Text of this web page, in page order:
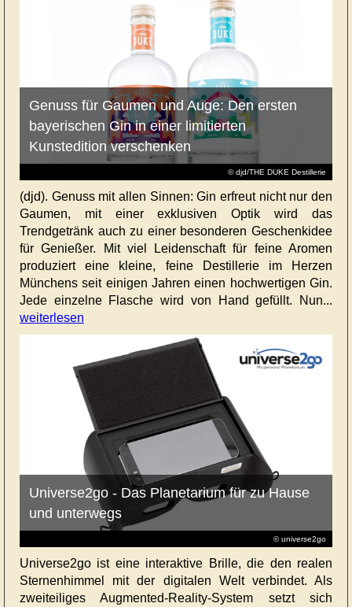
© djd/THE DUKE Destillerie
Genuss für Gaumen und Auge: Den ersten
bayerischen Gin in einer limitierten
Kunstedition verschenken
(djd). Genuss mit allen Sinnen: Gin erfreut nicht nur den
Gaumen, mit einer exklusiven Optik wird das
Trendgetränk auch zu einer besonderen Geschenkidee
für Genießer. Mit viel Leidenschaft für feine Aromen
produziert eine kleine, feine Destillerie im Herzen
Münchens seit einigen Jahren einen hochwertigen Gin.
Jede einzelne Flasche wird von Hand gefüllt. Nun...
weiterlesen
© universe2go
Universe2go - Das Planetarium für zu Hause
und unterwegs
Universe2go ist eine interaktive Brille, die den realen
Sternenhimmel mit der digitalen Welt verbindet. Als
zweiteiliges Augmented-Reality-System setzt sich